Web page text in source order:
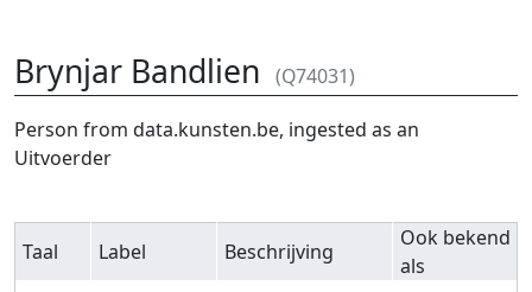
Brynjar Bandlien (Q74031)
Ga naar:navigatie,zoeken
Person from data.kunsten.be, ingested as an
Uitvoerder
Taal Label Beschrijving
Ook bekend
als